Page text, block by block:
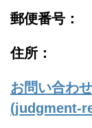
郵便番号：
住所：
お問い合わ
(judgment-